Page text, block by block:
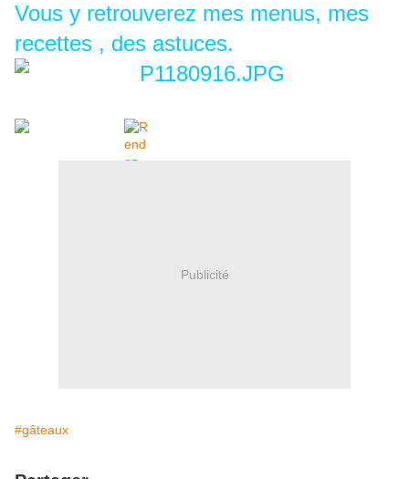
Vous y retrouverez mes menus, mes
recettes , des astuces.
Publicité
#gâteaux